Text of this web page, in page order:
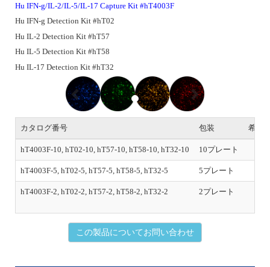
Hu IFN-g/IL-2/IL-5/IL-17 Capture Kit #hT4003F
Hu IFN-g Detection Kit #hT02
Hu IL-2 Detection Kit #hT57
Hu IL-5 Detection Kit #hT58
Hu IL-17 Detection Kit #hT32
P
r
e
v
o
u
s
N
e
x
t
カタログ番号 包装 希望
hT4003F-10, hT02-10, hT57-10, hT58-10, hT32-10 10プレート
hT4003F-5, hT02-5, hT57-5, hT58-5, hT32-5 5プレート
hT4003F-2, hT02-2, hT57-2, hT58-2, hT32-2
2プレート
この製品についてお問い合わせ